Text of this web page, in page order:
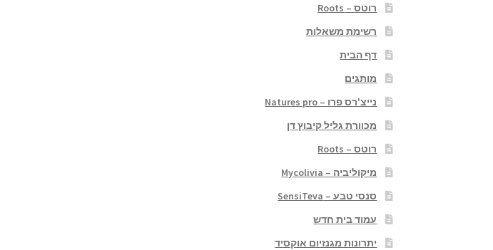
רוטס – Roots
רשימת משאלות
דף הבית
מותגים
נייצ'רס פרו – Natures pro
מכוורת גליל קיבוץ דן
רוטס – Roots
מיקוליביה – Mycolivia
סנסי טבע – SensiTeva
עמוד בית חדש
יתרונות מגנזיום אוקסיד